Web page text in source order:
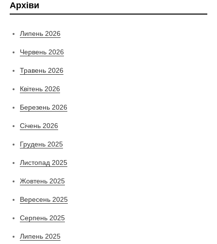
Архіви
Липень 2026
Червень 2026
Травень 2026
Квітень 2026
Березень 2026
Січень 2026
Грудень 2025
Листопад 2025
Жовтень 2025
Вересень 2025
Серпень 2025
Липень 2025